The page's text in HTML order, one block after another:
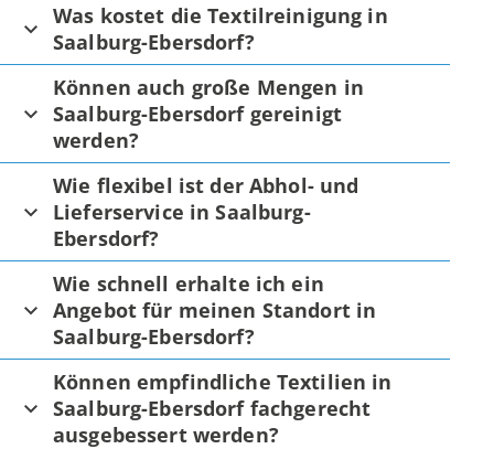
Was kostet die Textilreinigung in
Saalburg-Ebersdorf?
Können auch große Mengen in
Saalburg-Ebersdorf gereinigt
werden?
Wie flexibel ist der Abhol- und
Lieferservice in Saalburg-
Ebersdorf?
Wie schnell erhalte ich ein
Angebot für meinen Standort in
Saalburg-Ebersdorf?
Können empfindliche Textilien in
Saalburg-Ebersdorf fachgerecht
ausgebessert werden?